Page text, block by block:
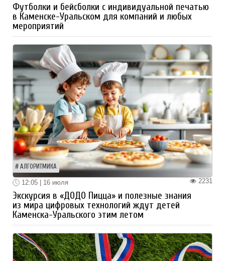
Футболки и бейсболки с индивидуальной печатью
в Каменске-Уральском для компаний и любых
мероприятий
АЛГОРИТМИКА
2231
12:05 | 16 июля
Экскурсия в «ДОДО Пицца» и полезные знания
из мира цифровых технологий ждут детей
Каменска-Уральского этим летом